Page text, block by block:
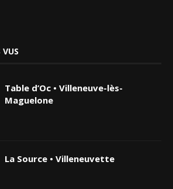
VUS
Table d’Oc • Villeneuve-lès-
Maguelone
La Source • Villeneuvette